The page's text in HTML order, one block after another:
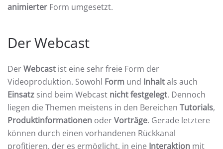
animierter Form umgesetzt.
Der Webcast
DerWebcast ist eine sehr freie Form der
Videoproduktion. Sowohl Form und Inhaltals auch
Einsatz sind beim Webcast nicht festgelegt. Dennoch
liegen die Themen meistens in den Bereichen Tutorials,
Produktinformationen oderVorträge. Gerade letztere
können durch einen vorhandenen Rückkanal
profitieren, der es ermöglicht, in eine Interaktion mit